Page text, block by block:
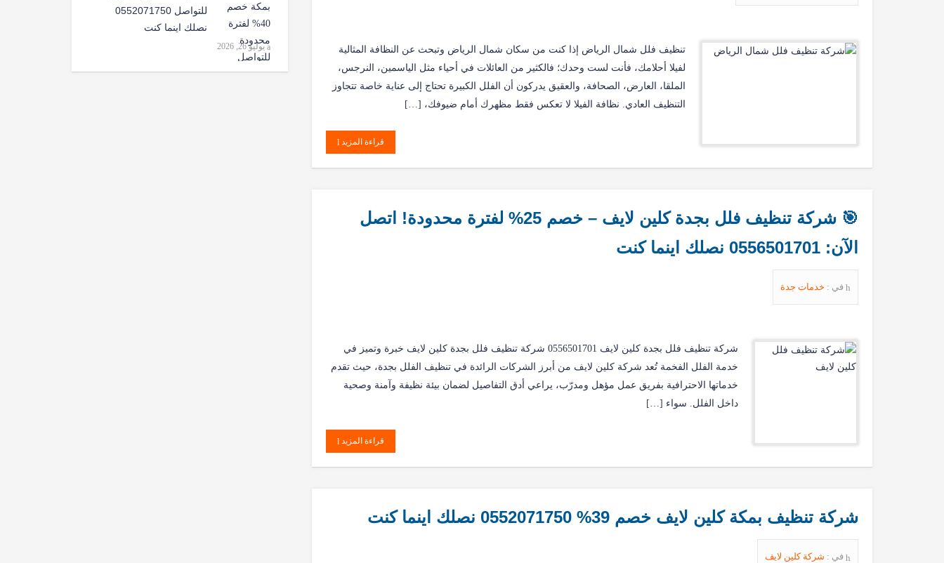
تنظيف فلل شمال الرياض إذا كنت من سكان شمال الرياض وتبحث عن النظافة المثالية
لفيلا أحلامك، فأنت لست وحدك؛ فالكثير من العائلات في أحياء مثل الياسمين، النرجس،
الملقا، العارض، الصحافة، والعقيق يدركون أن الفلل الكبيرة تحتاج إلى عناية خاصة تتجاوز
التنظيف العادي. نظافة الفيلا لا تعكس فقط مظهرك أمام ضيوفك، […]
قراءة المزيد
🎯 شركة تنظيف فلل بجدة كلين لايف – خصم 25% لفترة محدودة! اتصل
الآن: 0556501701 نصلك اينما كنت
في : خدمات جدة
شركة تنظيف فلل بجدة كلين لايف 0556501701 شركة تنظيف فلل بجدة كلين لايف خبرة وتميز في
خدمة الفلل الفخمة تُعد شركة كلين لايف من أبرز الشركات الرائدة في تنظيف الفلل بجدة، حيث تقدم
خدماتها الاحترافية بفريق عمل مؤهل ومدرّب، يراعي أدق التفاصيل لضمان بيئة نظيفة وآمنة وصحية
داخل الفلل. سواء […]
قراءة المزيد
شركة تنظيف بمكة كلين لايف خصم 39% 0552071750 نصلك اينما كنت
في : شركة كلين لايف
للتواصل 0552071750
نصلك اينما كنت
يوليو 26, 2026